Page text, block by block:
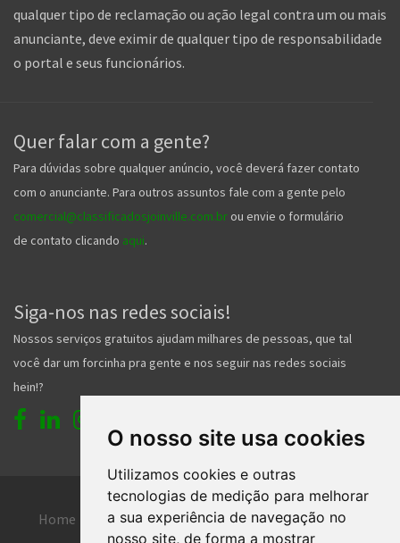
O nosso site usa cookies
Utilizamos cookies e outras
tecnologias de medição para melhorar
a sua experiência de navegação no
nosso site, de forma a mostrar
qualquer tipo de reclamação ou ação legal contra um ou mais
anunciante, deve eximir de qualquer tipo de responsabilidade
o portal e seus funcionários.
Quer falar com a gente?
Para dúvidas sobre qualquer anúncio, você deverá fazer contato
com o anunciante. Para outros assuntos fale com a gente pelo
comercial@classificadosjoinville.com.br ou envie o formulário
de contato clicando aqui.
Siga-nos nas redes sociais!
Nossos serviços gratuitos ajudam milhares de pessoas, que tal
você dar um forcinha pra gente e nos seguir nas redes sociais
hein!?
Home Entrar Faça seu cadastro